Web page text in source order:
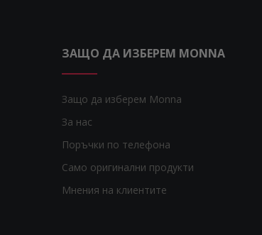
ЗАЩО ДА ИЗБЕРЕМ MONNA
Защо да изберем Monna
За нас
Поръчки по телефона
Само оригинални продукти
Мнения на клиентите